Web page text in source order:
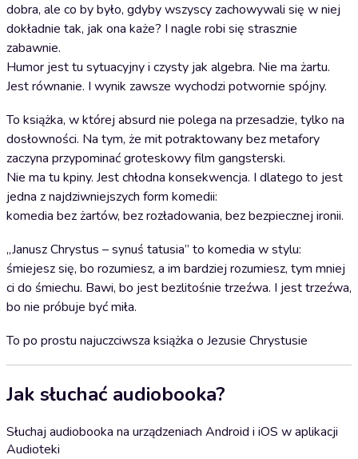
dobra, ale co by było, gdyby wszyscy zachowywali się w niej
dokładnie tak, jak ona każe? I nagle robi się strasznie
zabawnie.
Humor jest tu sytuacyjny i czysty jak algebra. Nie ma żartu.
Jest równanie. I wynik zawsze wychodzi potwornie spójny.
To książka, w której absurd nie polega na przesadzie, tylko na
dosłowności. Na tym, że mit potraktowany bez metafory
zaczyna przypominać groteskowy film gangsterski.
Nie ma tu kpiny. Jest chłodna konsekwencja. I dlatego to jest
jedna z najdziwniejszych form komedii:
komedia bez żartów, bez rozładowania, bez bezpiecznej ironii.
„Janusz Chrystus – synuś tatusia” to komedia w stylu:
śmiejesz się, bo rozumiesz, a im bardziej rozumiesz, tym mniej
ci do śmiechu. Bawi, bo jest bezlitośnie trzeźwa. I jest trzeźwa,
bo nie próbuje być miła.
To po prostu najuczciwsza książka o Jezusie Chrystusie
Jak słuchać audiobooka?
Słuchaj audiobooka na urządzeniach Android i iOS w aplikacji
Audioteki